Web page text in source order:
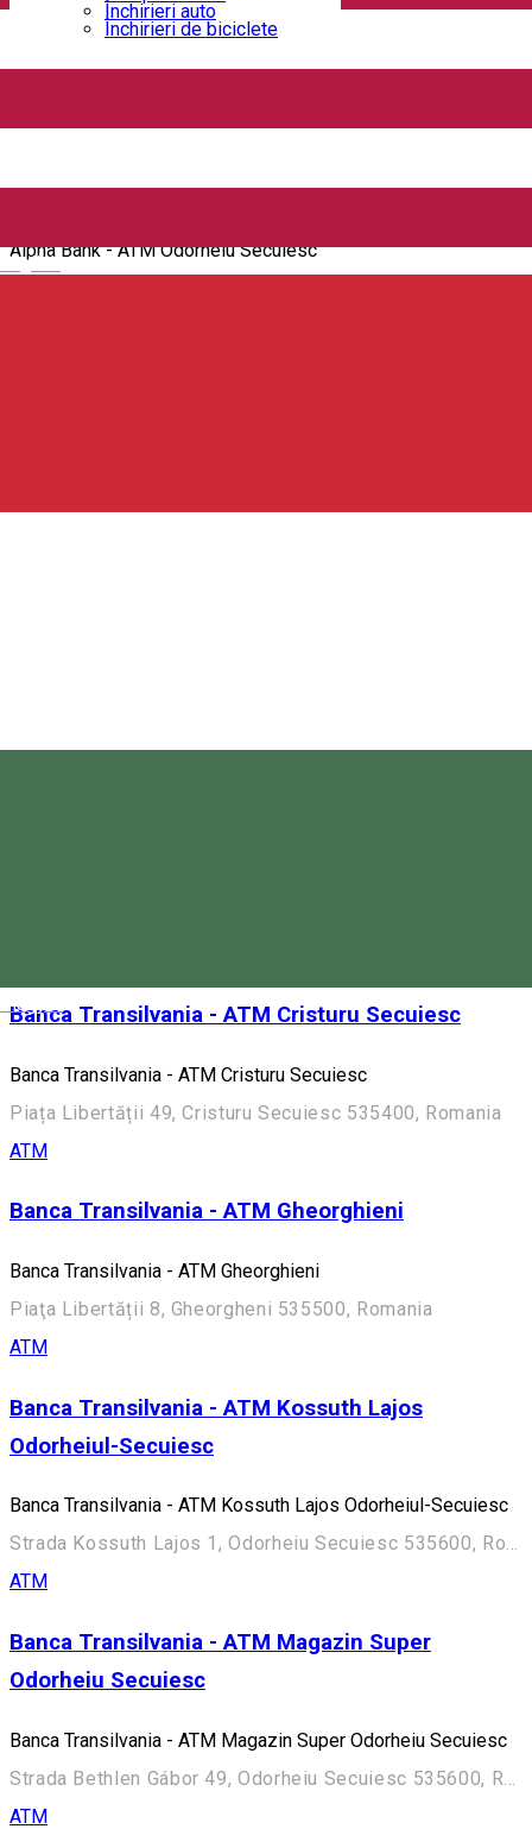
English
Magyar
Închirieri auto
Închirieri de biciclete
ATM
Alpha Bank - ATM Odorheiu Secuiesc
Alpha Bank - ATM Odorheiu Secuiesc
ATM
Banca Transilvania - ATM Cristuru Secuiesc
Banca Transilvania - ATM Cristuru Secuiesc
Piața Libertății 49, Cristuru Secuiesc 535400, Romania
ATM
Banca Transilvania - ATM Gheorghieni
Banca Transilvania - ATM Gheorghieni
Piaţa Libertății 8, Gheorgheni 535500, Romania
ATM
Banca Transilvania - ATM Kossuth Lajos
Odorheiul-Secuiesc
Banca Transilvania - ATM Kossuth Lajos Odorheiul-Secuiesc
Strada Kossuth Lajos 1, Odorheiu Secuiesc 535600, Romania
ATM
Banca Transilvania - ATM Magazin Super
Odorheiu Secuiesc
Banca Transilvania - ATM Magazin Super Odorheiu Secuiesc
Strada Bethlen Gábor 49, Odorheiu Secuiesc 535600, Romania
ATM